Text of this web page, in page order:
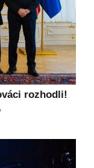
rozhodli!